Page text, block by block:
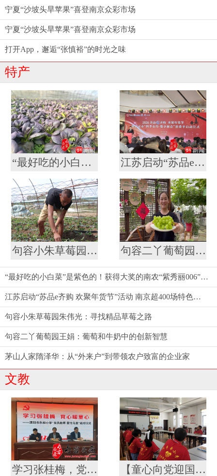
宁夏“沙坡头旱苹果”喜登南京众彩市场
宁夏“沙坡头旱苹果”喜登南京众彩市场
打开App，邂逅“张慎裕”的时光之味
特产
“最好吃的小白菜”是紫色的！获得大奖的南农“紫秀丽006”火了 江苏启动“苏品e齐购 欢聚年货节”活动 南京超400场特色促销活动等你来
句容小朱草莓园朱伟光：寻找精品草莓之路 句容二丫葡萄园王娟：葡萄和牛奶中的创新智慧
“最好吃的小白菜”是紫色的！获得大奖的南农“紫秀丽006”火了
江苏启动“苏品e齐购 欢聚年货节”活动 南京超400场特色促销活动等你来
句容小朱草莓园朱伟光：寻找精品草莓之路
句容二丫葡萄园王娟：葡萄和牛奶中的创新智慧
茅山人家隋泽华：从“外来户”到带领农户致富的企业家
文教
学习张桂梅，党心暖童心——溧阳永和小学开展“党员教师 留守儿童”结对仪式 【童心向党迎国庆】李家桥村举办青少年成长关爱系列活动